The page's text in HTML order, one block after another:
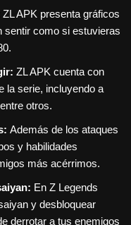
ZL APK presenta gráficos
sentir como si estuvieras
ZL APK cuenta con
la serie, incluyendo a
otros.
Además de los ataques
y habilidades
más acérrimos.
En Z Legends
y desbloquear
derrotar a tus enemigos